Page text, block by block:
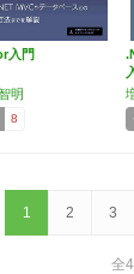
入門
明
8
1 2 3
全